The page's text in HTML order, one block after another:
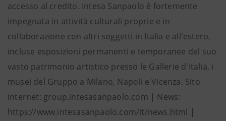
accesso al credito. Intesa Sanpaolo è fortemente
impegnata in attività culturali proprie e in
collaborazione con altri soggetti in Italia e all'estero,
incluse esposizioni permanenti e temporanee del suo
vasto patrimonio artistico presso le Gallerie d'Italia, i
musei del Gruppo a Milano, Napoli e Vicenza. Sito
internet: group.intesasanpaolo.com | News:
https://www.intesasanpaolo.com/it/news.html |